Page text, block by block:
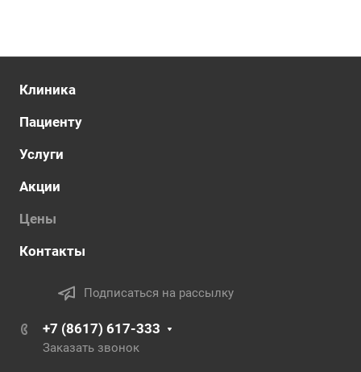
Клиника
Пациенту
Услуги
Акции
Цены
Контакты
Подписаться на рассылку
+7 (8617) 617-333
Заказать звонок